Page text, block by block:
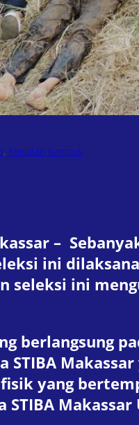
, Kegiatan Kampus
–
ini
seleksi ini
berlangsung
STIBA
yang
Makassar